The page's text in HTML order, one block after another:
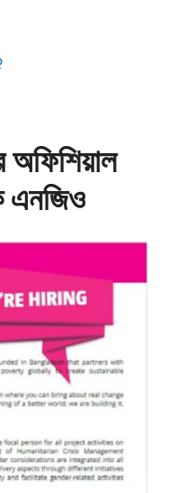
অফিশিয়াল
এনজিও